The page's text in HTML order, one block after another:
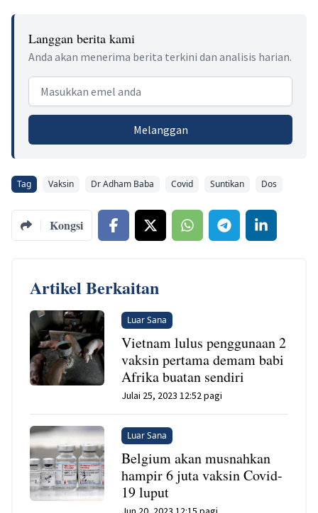
Langgan berita kami
Anda akan menerima berita terkini dan analisis harian.
Email address
Melanggan
Tag Vaksin Dr Adham Baba Covid Suntikan Dos
Kongsi
Artikel Berkaitan
Luar Sana
Vietnam lulus penggunaan 2
vaksin pertama demam babi
Afrika buatan sendiri
Julai 25, 2023 12:52 pagi
Luar Sana
Belgium akan musnahkan
hampir 6 juta vaksin Covid-
19 luput